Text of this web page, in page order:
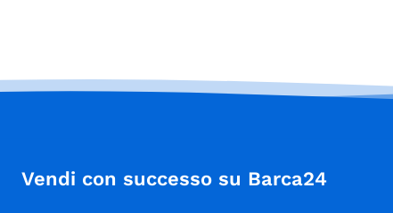
Vendi con successo su Barca24